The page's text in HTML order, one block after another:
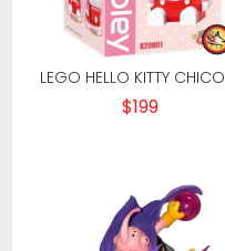
LEGO HELLO KITTY CHICO
$199